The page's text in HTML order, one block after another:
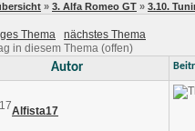
» 3. Alfa Romeo GT » 3.10.
Thema
nächstes Thema
in diesem Thema (offen)
Autor
Alfista17